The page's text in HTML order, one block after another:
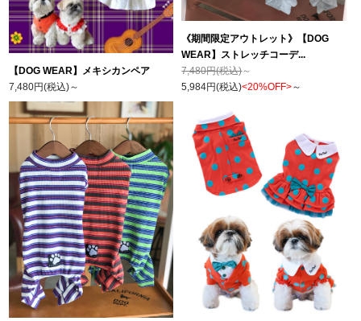
【DOG WEAR】メキシカンペア
7,480円(税込)～
《期間限定アウトレット》【DOG
WEAR】ストレッチコーデ...
7,480円(税込)～
5,984円(税込)<20%OFF>～